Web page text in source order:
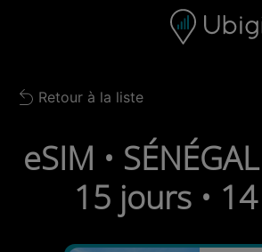
Barre de navigation
Back to list
Retour à la liste
eSIM •
15 jours •